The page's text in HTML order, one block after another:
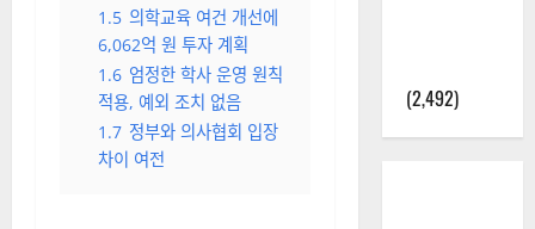
1.5 의학교육 여건 개선에
6,062억 원 투자 계획
1.6 엄정한 학사 운영 원칙
적용, 예외 조치 없음
1.7 정부와 의사협회 입장
차이 여전
(2,492)